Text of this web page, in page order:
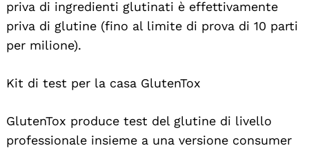
priva di ingredienti glutinati è effettivamente
priva di glutine (fino al limite di prova di 10 parti
per milione).
Kit di test per la casa GlutenTox
GlutenTox produce test del glutine di livello
professionale insieme a una versione consumer